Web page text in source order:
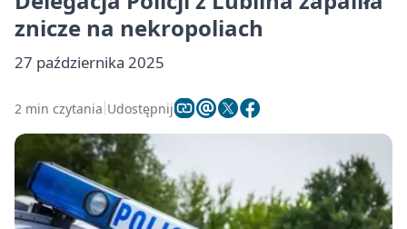
znicze na nekropoliach
27 października 2025
2 min czytania Udostępnij